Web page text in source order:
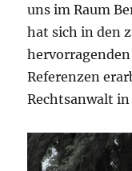
uns im Raum
hat sich in den
Referenzen
Rechtsanwalt